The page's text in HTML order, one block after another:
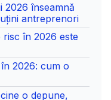
2026 înseamnă
antreprenori
risc în 2026 este
2026: cum o
o depune,